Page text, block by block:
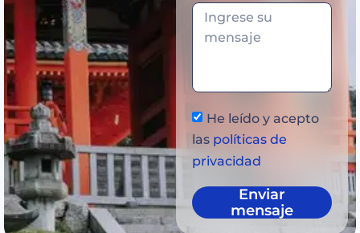
He leído y acepto
las políticas de
privacidad
Enviar
mensaje